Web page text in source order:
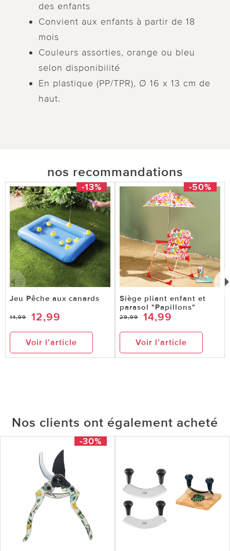
des enfants
Convient aux enfants à partir de 18
mois
Couleurs assorties, orange ou bleu
selon disponibilité
En plastique (PP/TPR), Ø 16 x 13 cm de
haut.
nos recommandations
-13%
Jeu Pêche aux canards
14,99 12,99
Voir l’article
-50%
Siège pliant enfant et
parasol "Papillons"
29,99 14,99
Voir l’article
Nos clients ont également acheté
-30%